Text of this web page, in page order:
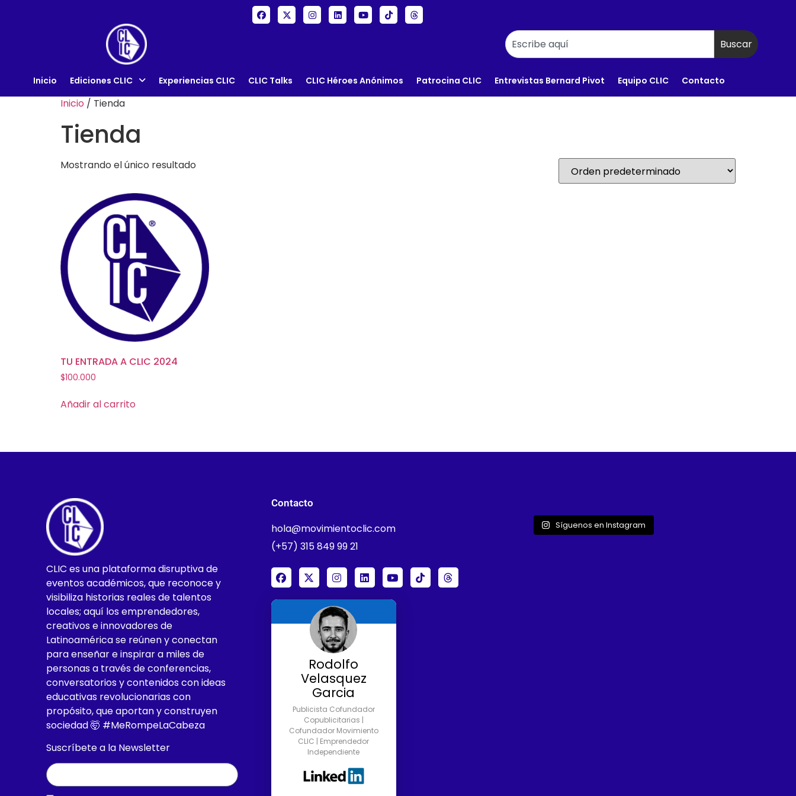
Buscar
Inicio Ediciones CLIC Experiencias CLIC CLIC Talks CLIC Héroes Anónimos Patrocina CLIC Entrevistas Bernard Pivot Equipo CLIC Contacto
Inicio / Tienda
Tienda
Mostrando el único resultado
TU ENTRADA A CLIC 2024
$100.000
Añadir al carrito
CLIC es una plataforma disruptiva de
eventos académicos, que reconoce y
visibiliza historias reales de talentos
locales; aquí los emprendedores,
creativos e innovadores de
Latinoamérica se reúnen y conectan
para enseñar e inspirar a miles de
personas a través de conferencias,
conversatorios y contenidos con ideas
educativas revolucionarias con
propósito, que aportan y construyen
sociedad 🤯 #MeRompeLaCabeza
Suscríbete a la Newsletter
Contacto
hola@movimientoclic.com
(+57) 315 849 99 21
Rodolfo
Velasquez
Garcia
Publicista Cofundador
Copublicitarias |
Cofundador Movimiento
CLIC | Emprendedor
Independiente
Síguenos en Instagram